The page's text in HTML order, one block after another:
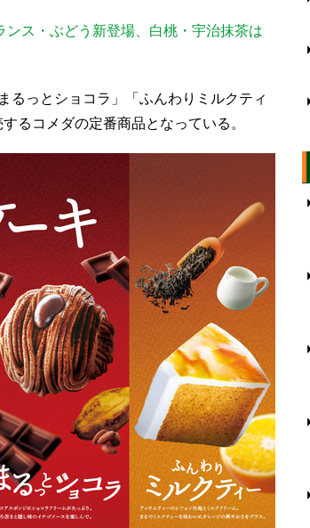
ンス・ぶどう新登場、白桃・宇治抹茶は
るっとショコラ」「ふんわりミルクティ
るコメダの定番商品となっている。